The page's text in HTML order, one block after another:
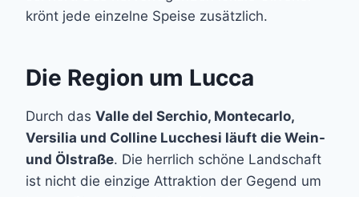
krönt jede einzelne Speise zusätzlich.
Die Region um Lucca
Durch das Valle del Serchio, Montecarlo,
Versilia und Colline Lucchesi läuft die Wein-
und Ölstraße. Die herrlich schöne Landschaft
ist nicht die einzige Attraktion der Gegend um